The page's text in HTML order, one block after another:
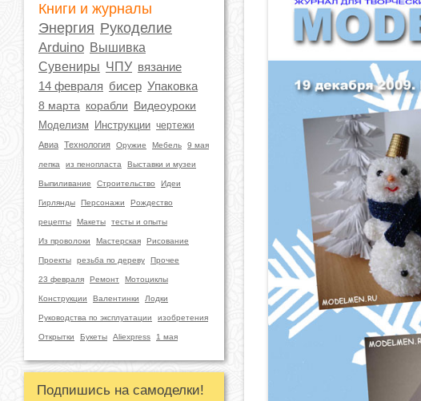
Книги и журналы
Энергия Рукоделие
Arduino Вышивка
Сувениры ЧПУ вязание
14 февраля бисер Упаковка
8 марта корабли Видеоуроки
Моделизм Инструкции чертежи
Авиа Технология Оружие Мебель 9 мая
лепка из пенопласта Выставки и музеи
Выпиливание Строительство Идеи
Гирлянды Персонажи Рождество
рецепты Макеты тесты и опыты
Из проволоки Мастерская Рисование
Проекты резьба по дереву Прочее
23 февраля Ремонт Мотоциклы
Конструкции Валентинки Лодки
Руководства по эксплуатации изобретения
Открытки Букеты Aliexpress 1 мая
Подпишись на самоделки!